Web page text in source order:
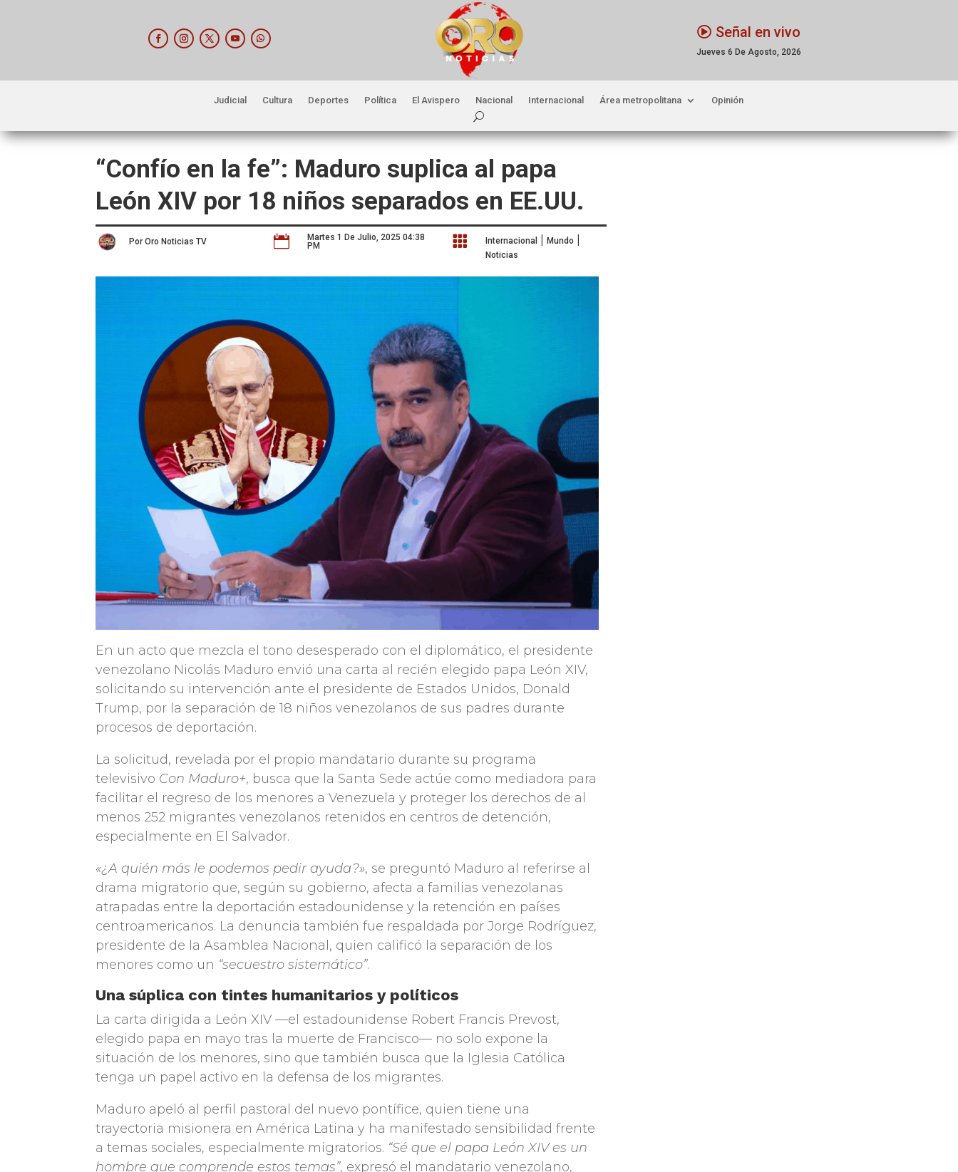
Señal en vivo
Jueves 6 De Agosto, 2026
Judicial Cultura Deportes Política El Avispero Nacional Internacional Área metropolitana Opinión
“Confío en la fe”: Maduro suplica al papa
León XIV por 18 niños separados en EE.UU.
Por Oro Noticias TV 
Martes 1 De Julio, 2025 04:38
PM
 Internacional |Mundo |
Noticias
En un acto que mezcla el tono desesperado con el diplomático, el presidente
venezolano Nicolás Maduro envió una carta al recién elegido papa León XIV,
solicitando su intervención ante el presidente de Estados Unidos, Donald
Trump, por la separación de 18 niños venezolanos de sus padres durante
procesos de deportación.
La solicitud, revelada por el propio mandatario durante su programa
televisivo Con Maduro+, busca que la Santa Sede actúe como mediadora para
facilitar el regreso de los menores a Venezuela y proteger los derechos de al
menos 252 migrantes venezolanos retenidos en centros de detención,
especialmente en El Salvador.
«¿A quién más le podemos pedir ayuda?», se preguntó Maduro al referirse al
drama migratorio que, según su gobierno, afecta a familias venezolanas
atrapadas entre la deportación estadounidense y la retención en países
centroamericanos. La denuncia también fue respaldada por Jorge Rodríguez,
presidente de la Asamblea Nacional, quien calificó la separación de los
menores como un “secuestro sistemático”.
Una súplica con tintes humanitarios y políticos
La carta dirigida a León XIV —el estadounidense Robert Francis Prevost,
elegido papa en mayo tras la muerte de Francisco— no solo expone la
situación de los menores, sino que también busca que la Iglesia Católica
tenga un papel activo en la defensa de los migrantes.
Maduro apeló al perfil pastoral del nuevo pontífice, quien tiene una
trayectoria misionera en América Latina y ha manifestado sensibilidad frente
a temas sociales, especialmente migratorios. “Sé que el papa León XIV es un
hombre que comprende estos temas”, expresó el mandatario venezolano,